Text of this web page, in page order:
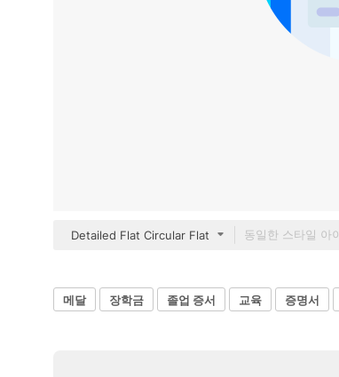
Detailed Flat Circular Flat
메달 장학금 졸업 증서 교육 증명서